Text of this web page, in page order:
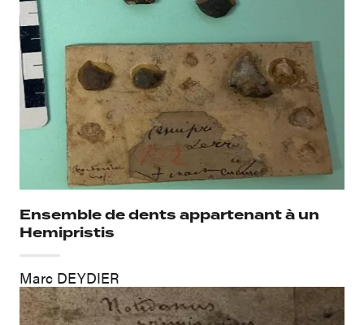
Ensemble de dents appartenant à un
Hemipristis
Marc DEYDIER